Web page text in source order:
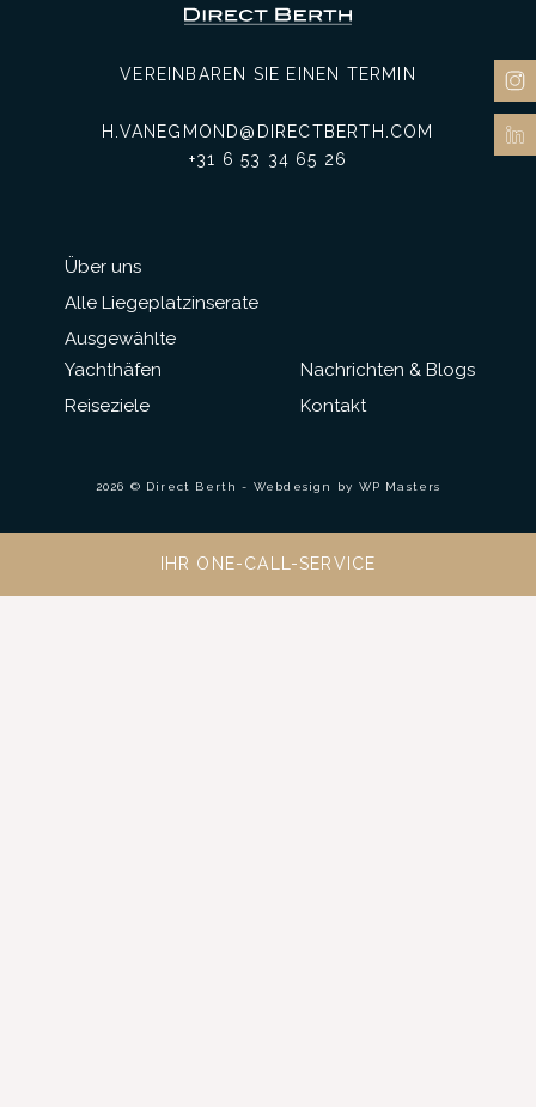
Über uns
Alle Liegeplatzinserate
Ausgewählte
Yachthäfen
Reiseziele
VEREINBAREN SIE EINEN TERMIN
H.VANEGMOND@DIRECTBERTH.COM
+31 6 53 34 65 26
Nachrichten & Blogs
Kontakt
2026 © Direct Berth - Webdesign by WP Masters
IHR ONE-CALL-SERVICE